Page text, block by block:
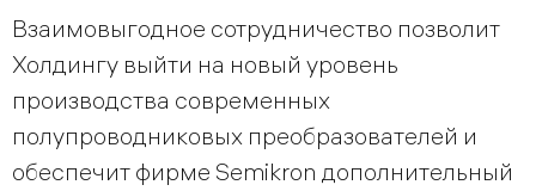
Взаимовыгодное сотрудничество позволит
Холдингу выйти на новый уровень
производства современных
полупроводниковых преобразователей и
обеспечит фирме Semikron дополнительный